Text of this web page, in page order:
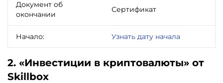
Документ об
окончании
Сертификат
Начало: Узнать дату начала
2. «Инвестиции в криптовалюты» от
Skillbox